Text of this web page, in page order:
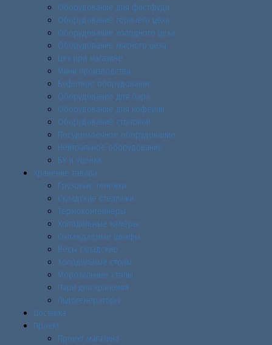
Оборудование для фастфуда
Оборудование горячего цеха
Оборудование холодного цеха
Оборудование мясного цеха
Цех при магазине
Мини производства
Буфетное оборудование
Оборудование для бара
Оборудование для кофейни
Оборудование столовой
Посудомоечное оборудование
Нейтральное оборудование
БУ и Уценка
Хранение товара
Грузовые тележки
Складские стеллажи
Термоконтейнеры
Холодильные камеры
Охлаждаемые шкафы
Весы складские
Холодильные столы
Морозильные столы
Лари для хранения
Льдогенераторы
Доставка
Проект
Проект магазина